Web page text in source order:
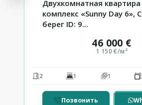
Двухкомнатная
комплекс «Sunny Day 6»,
берег ID: 9...
46 000 €
1 150 €/м²
2 1 1
Позвонить